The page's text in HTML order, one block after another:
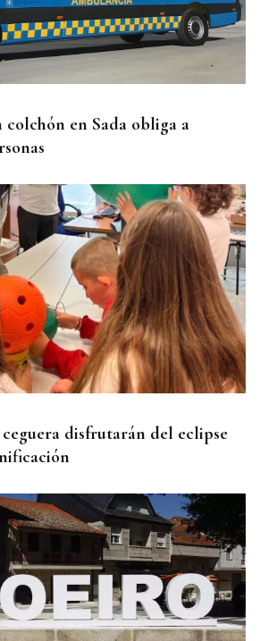
salto de “Cohete”
Rías Baixas que dejó sin
en Sada obliga a
disfrutarán del eclipse